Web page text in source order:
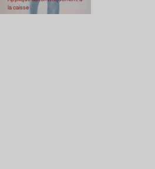
la caisse